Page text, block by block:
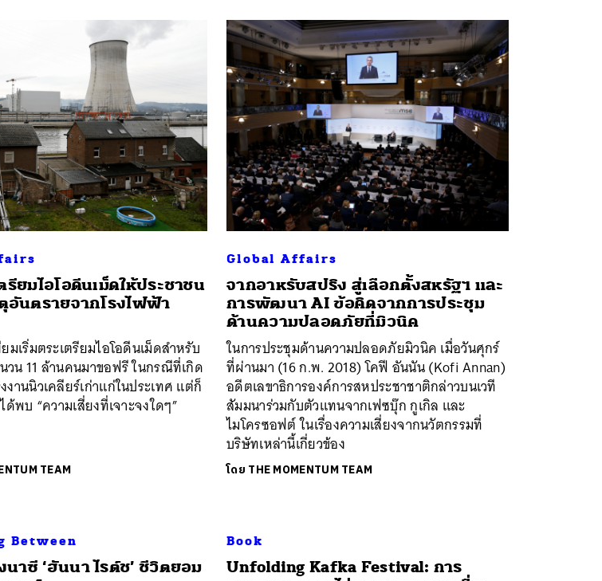
รียมไอโอดีนเม็ดให้ประชาชน
อันตรายจากโรงไฟฟ้า
มเริ่มตระเตรียมไอโอดีนเม็ดสำหรับ
วน 11 ล้านคนมาขอฟรี ในกรณีที่เกิด
านนิวเคลียร์เก่าแก่ในประเทศ แต่ก็
ด้พบ “ความเสี่ยงที่เจาะจงใดๆ”
TEAM
Global Affairs
จากอาหรับสปริง สู่เลือกตั้งสหรัฐฯ และ
การพัฒนา AI ข้อคิดจากการประชุม
ด้านความปลอดภัยที่มิวนิค
ในการประชุมด้านความปลอดภัยมิวนิค เมื่อวันศุกร์
ที่ผ่านมา (16 ก.พ. 2018) โคฟี อันนัน (Kofi Annan)
อดีตเลขาธิการองค์การสหประชาชาติกล่าวบนเวที
สัมมนาร่วมกับตัวแทนจากเฟซบุ๊ก กูเกิล และ
ไมโครซอฟต์ ในเรื่องความเสี่ยงจากนวัตกรรมที่
บริษัทเหล่านี้เกี่ยวข้อง
โดย THE MOMENTUM TEAM
Between
าซี ‘ฮันนา ไรต์ช’ ชีวิตยอม
Book
​Unfolding Kafka Festival: การ
TWEET LINE EMAIL